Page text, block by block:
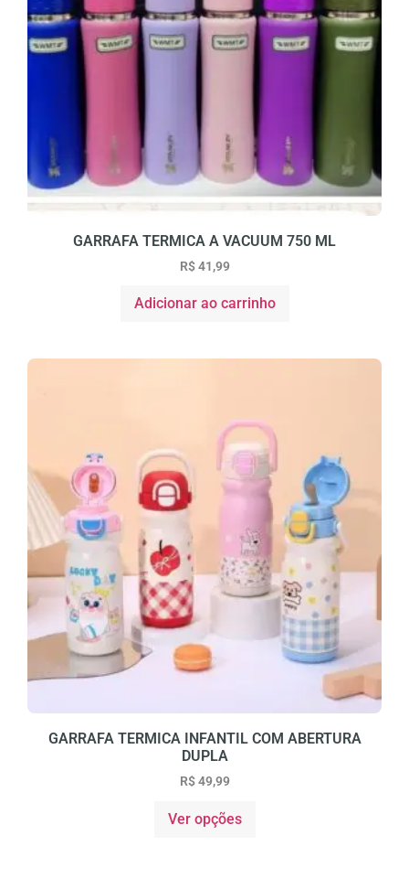
GARRAFA TERMICA A VACUUM 750 ML
R$41,99
Adicionar ao carrinho
GARRAFA TERMICA INFANTIL COM ABERTURA
DUPLA
R$49,99
Ver opções